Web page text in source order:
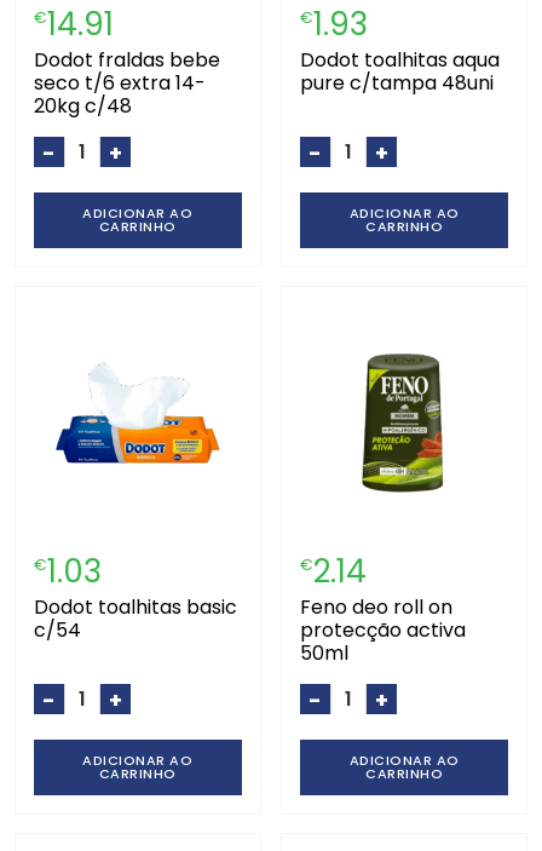
€14.91
dodot fraldas bebe
seco t/6 extra 14-
20kg c/48
- +
ADICIONAR AO
CARRINHO
€1.93
dodot toalhitas aqua
pure c/tampa 48uni
- +
ADICIONAR AO
CARRINHO
€1.03
dodot toalhitas basic
c/54
- +
ADICIONAR AO
CARRINHO
€2.14
feno deo roll on
protecção activa
50ml
- +
ADICIONAR AO
CARRINHO